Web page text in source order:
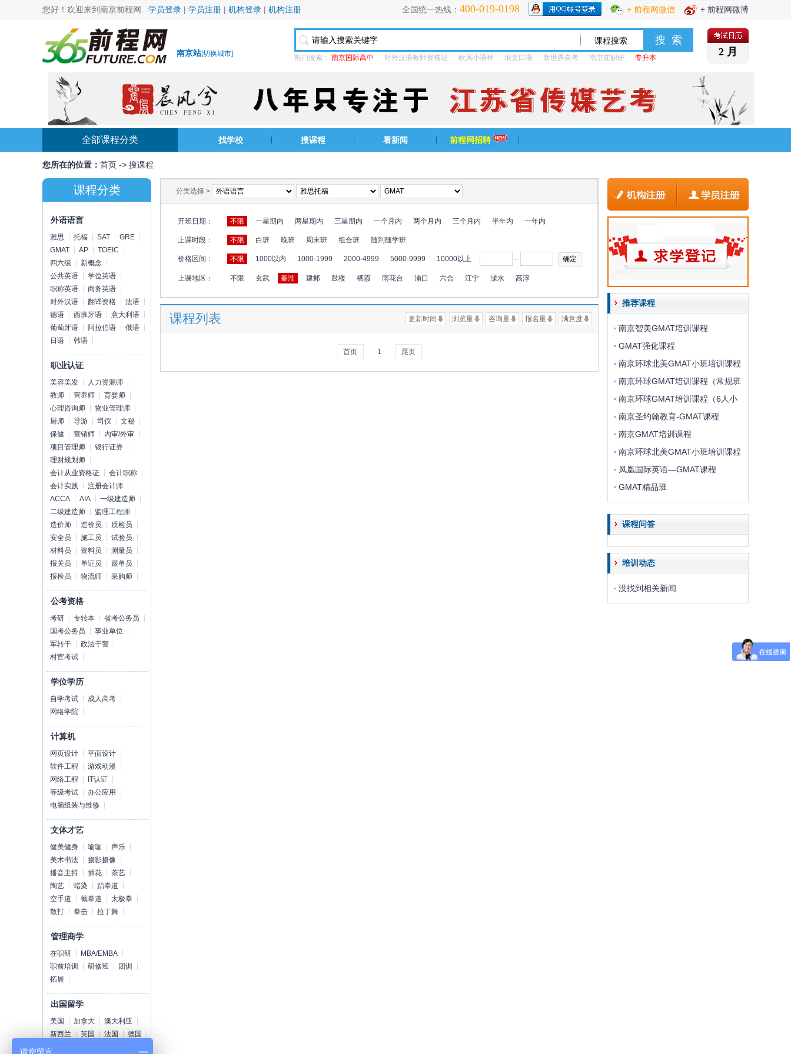
您好！欢迎来到南京前程网 学员登录 | 学员注册 | 机构登录 | 机构注册 + 前程网微博
+ 前程网微信
全国统一热线： 400-019-0198
南京站[切换城市] 热门搜索： 南京国际高中 对外汉语教师资格证 欧风小语种 琅文口语 新世界自考 南京在职研 专升本 2 月
全部课程分类 找学校 搜课程 看新闻 前程网招聘
您所在的位置： 首页 -> 搜课程
课程分类
外语语言
雅思 托福 SAT
GRE
GMAT
AP
TOEIC
四六级
新概念
公共英语
学位英语
职称英语
商务英语
对外汉语
翻译资格
法语
德语
西班牙语
意大利语
葡萄牙语
阿拉伯语
俄语
日语
韩语
职业认证
美容美发
人力资源师
教师
营养师
育婴师
心理咨询师
物业管理师
厨师
导游 司仪
文秘
保健
营销师
内审/外审
项目管理师
银行证券
理财规划师
会计从业资格证
会计职称
会计实践
注册会计师
ACCA
AIA
一级建造师
二级建造师
监理工程师
造价师
造价员
质检员
安全员
施工员
试验员
材料员
资料员
测量员
报关员
单证员
跟单员
报检员
物流师 采购师
公考资格
考研 专转本
省考公务员
国考公务员
事业单位
军转干
政法干警
村官考试
学位学历
自学考试
成人高考
网络学院
计算机
网页设计
平面设计
软件工程
游戏动漫
网络工程
IT认证
等级考试
办公应用
电脑组装与维修
文体才艺
健美健身 瑜珈
声乐
美术书法
摄影摄像
播音主持
插花
茶艺
陶艺
蜡染
跆拳道
空手道
截拳道
太极拳
散打
拳击 拉丁舞
管理商学
在职研
MBA/EMBA
职前培训
研修班
团训
拓展
出国留学
美国 加拿大
澳大利亚
新西兰
英国 法国
德国
荷兰
分类选择 >
开班日期： 不限 一星期内 两星期内 三星期内 一个月内 两个月内 三个月内 半年内 一年内
上课时段： 不限 白班 晚班 周末班 组合班 随到随学班
价格区间： 不限 1000以内 1000-1999 2000-4999 5000-9999 10000以上 -
上课地区： 不限 玄武 秦淮 建邺 鼓楼 栖霞 雨花台 浦口 六合 江宁 溧水 高淳
课程列表 满意度
报名量
咨询量
浏览量
更新时间
首页 1 尾页
推荐课程
南京智美GMAT培训课程
GMAT强化课程
南京环球北美GMAT小班培训课程
南京环球GMAT培训课程（常规班
南京环球GMAT培训课程（6人小
南京圣约翰教育-GMAT课程
南京GMAT培训课程
南京环球北美GMAT小班培训课程
凤凰国际英语—GMAT课程
GMAT精品班
课程问答
培训动态
没找到相关新闻
请您留言